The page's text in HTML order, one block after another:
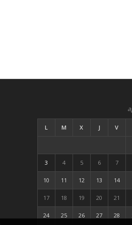
L M X J V
3 4 5 6 7
10 11 12 13 14
17 18 19 20 21
24 25 26 27 28